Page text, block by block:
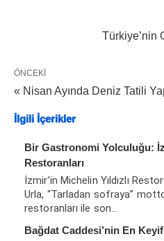
Türkiye’nin
ÖNCEKI
« Nisan Ayında Deniz Tatili
İlgili İçerikler
Bir Gastronomi Yolculuğu:
Restoranları
İzmir’in Michelin Yıldızlı
Urla, “Tarladan sofraya”
restoranları ile son…
Bağdat Caddesi’nin En